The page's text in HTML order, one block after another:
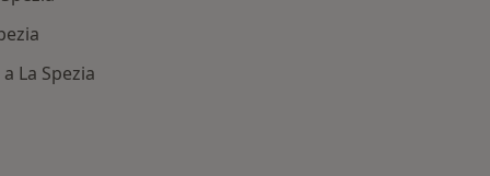
La Spezia